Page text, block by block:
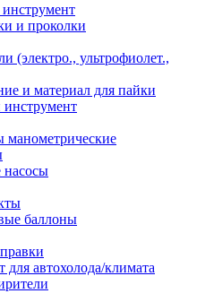
и проколки
(электро., ультрофиолет.,
и материал для пайки
манометрические
баллоны
для автохолода/климата